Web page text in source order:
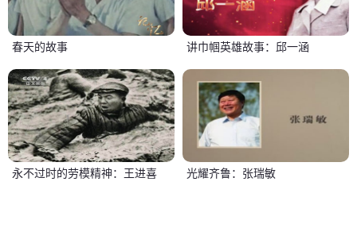
春天的故事 讲巾帼英雄故事：邱一涵
永不过时的劳模精神：王进喜 光耀齐鲁：张瑞敏